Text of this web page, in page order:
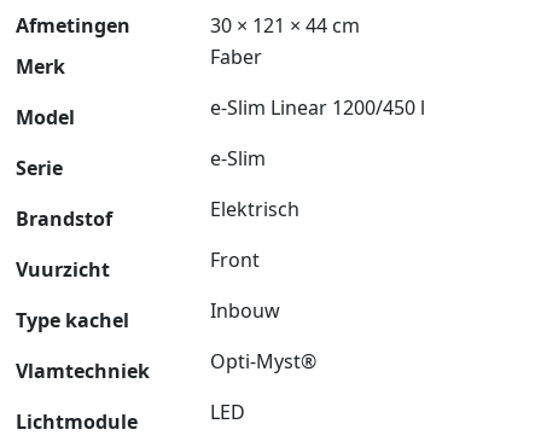
Afmetingen
30 × 121 × 44 cm
Merk
Faber
Model e-Slim Linear 1200/450 l
Serie e-Slim
Brandstof Elektrisch
Vuurzicht Front
Type kachel Inbouw
Vlamtechniek Opti-Myst®
Lichtmodule
LED